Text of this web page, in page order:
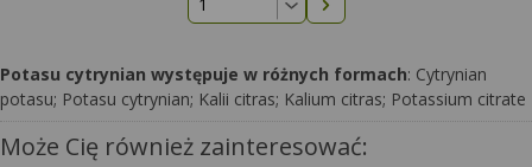
Następna strona
Potasu cytrynian występuje w różnych formach: Cytrynian
potasu; Potasu cytrynian; Kalii citras; Kalium citras; Potassium citrate
Może Cię również zainteresować: